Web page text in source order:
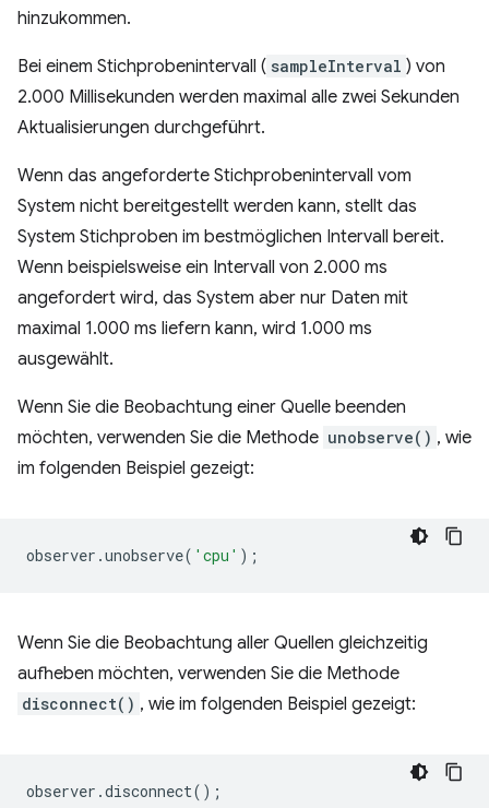
hinzukommen.
Bei einem Stichprobenintervall ( sampleInterval ) von
2.000 Millisekunden werden maximal alle zwei Sekunden
Aktualisierungen durchgeführt.
Wenn das angeforderte Stichprobenintervall vom
System nicht bereitgestellt werden kann, stellt das
System Stichproben im bestmöglichen Intervall bereit.
Wenn beispielsweise ein Intervall von 2.000 ms
angefordert wird, das System aber nur Daten mit
maximal 1.000 ms liefern kann, wird 1.000 ms
ausgewählt.
Wenn Sie die Beobachtung einer Quelle beenden
möchten, verwenden Sie die Methode unobserve() , wie
im folgenden Beispiel gezeigt:
observer .unobserve( 'cpu' );
Wenn Sie die Beobachtung aller Quellen gleichzeitig
aufheben möchten, verwenden Sie die Methode
disconnect() , wie im folgenden Beispiel gezeigt:
observer .disconnect();